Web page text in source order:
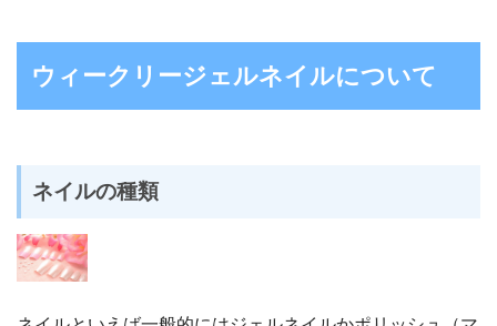
ウィークリージェルネイルについて
ネイルの種類